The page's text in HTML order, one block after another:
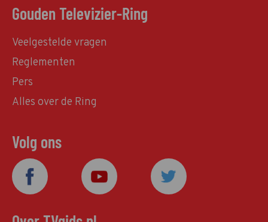
Gouden Televizier-Ring
Veelgestelde vragen
Reglementen
Pers
Alles over de Ring
Volg ons